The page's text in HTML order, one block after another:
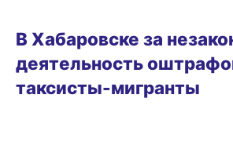
В Хабаровске за
деятельность
таксисты-мигранты